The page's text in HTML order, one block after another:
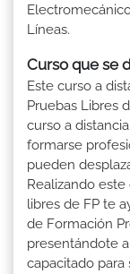
Líneas.
Curso que se
Este curso a
Pruebas Libres
curso a
formarse
pueden
Realizando
libres de FP te
de Formación
presentándote
capacitado para